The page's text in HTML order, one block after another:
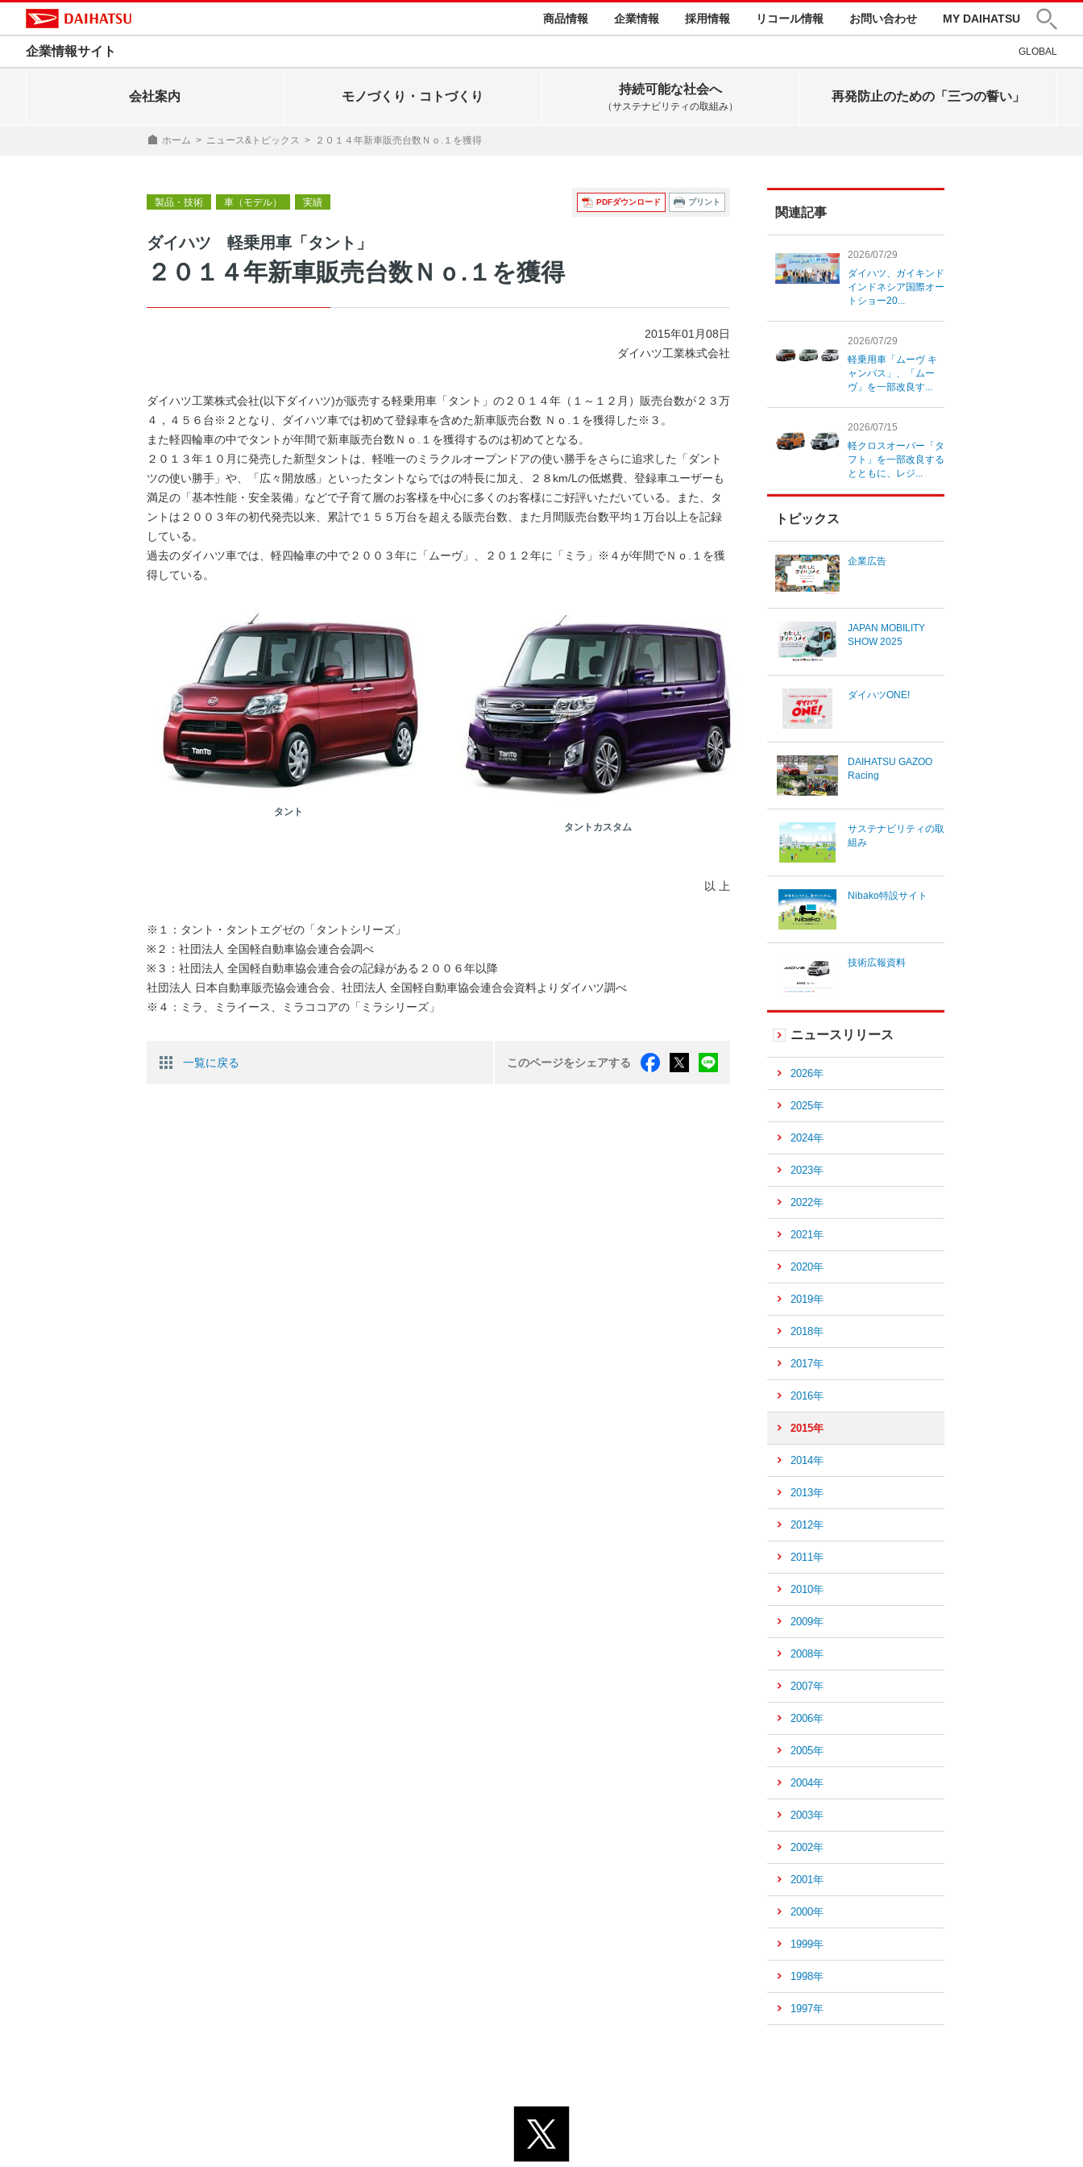
商品情報 企業情報 採用情報 リコール情報 お問い合わせ MY DAIHATSU
企業情報サイト GLOBAL
会社案内 モノづくり・コトづくり
持続可能な社会へ
（サステナビリティの取組み）
再発防止のための「三つの誓い」
ホーム > ニュース&トピックス > ２０１４年新車販売台数Ｎｏ.１を獲得
PDFダウンロード プリント
製品・技術 車（モデル） 実績
ダイハツ 軽乗用車「タント」
２０１４年新車販売台数Ｎｏ.１を獲得
2015年01月08日
ダイハツ工業株式会社
ダイハツ工業株式会社(以下ダイハツ)が販売する軽乗用車「タント」の２０１４年（１～１２月）販売台数が２３万
４，４５６台※２となり、ダイハツ車では初めて登録車を含めた新車販売台数 Ｎｏ.１を獲得した※３。
また軽四輪車の中でタントが年間で新車販売台数Ｎｏ.１を獲得するのは初めてとなる。
２０１３年１０月に発売した新型タントは、軽唯一のミラクルオープンドアの使い勝手をさらに追求した「ダント
ツの使い勝手」や、「広々開放感」といったタントならではの特長に加え、２８km/Lの低燃費、登録車ユーザーも
満足の「基本性能・安全装備」などで子育て層のお客様を中心に多くのお客様にご好評いただいている。また、タ
ントは２００３年の初代発売以来、累計で１５５万台を超える販売台数、また月間販売台数平均１万台以上を記録
している。
過去のダイハツ車では、軽四輪車の中で２００３年に「ムーヴ」、２０１２年に「ミラ」※４が年間でＮｏ.１を獲
得している。
タント
タントカスタム
以 上
※１：タント・タントエグゼの「タントシリーズ」
※２：社団法人 全国軽自動車協会連合会調べ
※３：社団法人 全国軽自動車協会連合会の記録がある２００６年以降
社団法人 日本自動車販売協会連合会、社団法人 全国軽自動車協会連合会資料よりダイハツ調べ
※４：ミラ、ミライース、ミラココアの「ミラシリーズ」
一覧に戻る このページをシェアする
関連記事
2026/07/29
ダイハツ、ガイキンド
インドネシア国際オー
トショー20...
2026/07/29
軽乗用車「ムーヴ キ
ャンバス」、「ムー
ヴ」を一部改良す...
2026/07/15
軽クロスオーバー「タ
フト」を一部改良する
とともに、レジ...
トピックス
企業広告
JAPAN MOBILITY
SHOW 2025
ダイハツONE!
DAIHATSU GAZOO
Racing
サステナビリティの取
組み
Nibako特設サイト
技術広報資料
ニュースリリース
2026年
2025年
2024年
2023年
2022年
2021年
2020年
2019年
2018年
2017年
2016年
2015年
2014年
2013年
2012年
2011年
2010年
2009年
2008年
2007年
2006年
2005年
2004年
2003年
2002年
2001年
2000年
1999年
1998年
1997年